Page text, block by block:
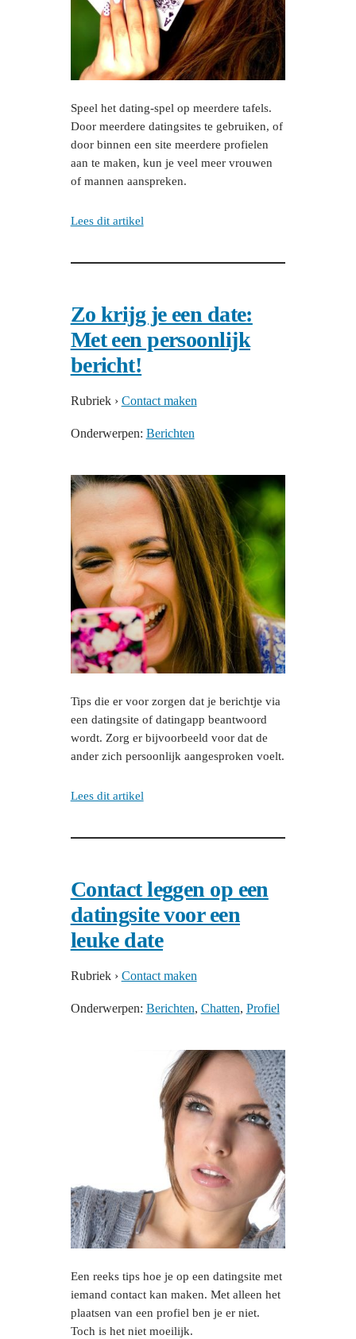
Speel het dating-spel op meerdere tafels.
Door meerdere datingsites te gebruiken, of
door binnen een site meerdere profielen
aan te maken, kun je veel meer vrouwen
of mannen aanspreken.
Lees dit artikel
Zo krijg je een date:
Met een persoonlijk
bericht!
Rubriek › Contact maken
Onderwerpen: Berichten
Tips die er voor zorgen dat je berichtje via
een datingsite of datingapp beantwoord
wordt. Zorg er bijvoorbeeld voor dat de
ander zich persoonlijk aangesproken voelt.
Lees dit artikel
Contact leggen op een
datingsite voor een
leuke date
Rubriek › Contact maken
Onderwerpen: Berichten, Chatten, Profiel
Een reeks tips hoe je op een datingsite met
iemand contact kan maken. Met alleen het
plaatsen van een profiel ben je er niet.
Toch is het niet moeilijk.